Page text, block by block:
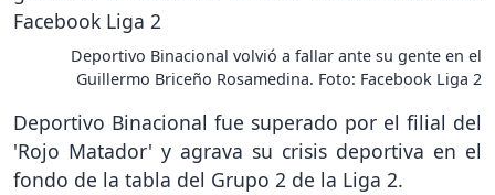
Deportivo Binacional volvió a fallar ante su gente en el
Guillermo Briceño Rosamedina. Foto: Facebook Liga 2
Deportivo Binacional fue superado por el filial del
'Rojo Matador' y agrava su crisis deportiva en el
fondo de la tabla del Grupo 2 de la Liga 2.